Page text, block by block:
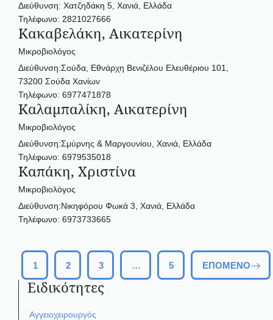
Διεύθυνση: Χατζηδάκη 5, Χανιά, Ελλάδα
Τηλέφωνο: 2821027666
Κακαβελάκη, Αικατερίνη
Μικροβιολόγος
Διεύθυνση:Σούδα, Εθνάρχη Βενιζέλου Ελευθέριου 101,
73200 Σούδα Χανίων
Τηλέφωνο: 6977471878
Καλαμπαλίκη, Αικατερίνη
Μικροβιολόγος
Διεύθυνση:Σμύρνης & Μαργουνίου, Χανιά, Ελλάδα
Τηλέφωνο: 6979535018
Καπάκη, Χριστίνα
Μικροβιολόγος
Διεύθυνση:Νικηφόρου Φωκά 3, Χανιά, Ελλάδα
Τηλέφωνο: 6973733665
1 2 3 … 5 ΕΠΌΜΕΝΟ
Ειδικότητες
Αγγειοχειρουργός